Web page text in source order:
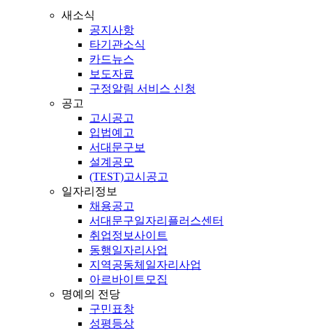
새소식
공지사항
타기관소식
카드뉴스
보도자료
구정알림 서비스 신청
공고
고시공고
입법예고
서대문구보
설계공모
(TEST)고시공고
일자리정보
채용공고
서대문구일자리플러스센터
취업정보사이트
동행일자리사업
지역공동체일자리사업
아르바이트모집
명예의 전당
구민표창
성평등상